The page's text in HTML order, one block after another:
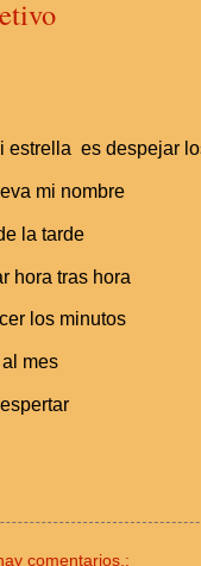
estrella es despejar
mi nombre
la tarde
hora tras hora
los minutos
mes
comentarios.: